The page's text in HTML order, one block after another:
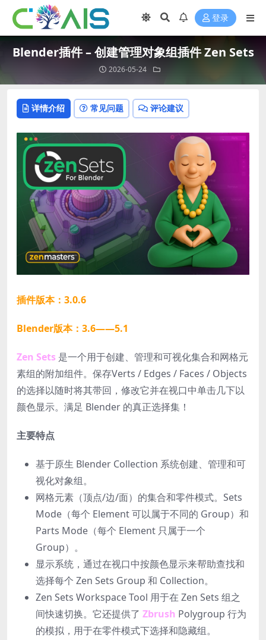
登录
Blender插件 – 创建管理对象组插件 Zen Sets
2026-05-24
详情介绍 常见问题 评论建议
插件版本：3.0.6
Blender版本：3.6——5.1
Zen Sets 是一个用于创建、管理和可视化集合和网格元
素组的附加组件。保存Verts / Edges / Faces / Objects
的选择以随时将其带回，修改它并在视口中单击几下以
颜色显示。满足 Blender 的真正选择集！
主要特点
基于原生 Blender Collection 系统创建、管理和可
视化对象组。
网格元素（顶点/边/面）的集合和零件模式。Sets
Mode（每个 Element 可以属于不同的 Group）和
Parts Mode（每个 Element 只属于一个
Group）。
显示系统，通过在视口中按颜色显示来帮助查找和
选择每个 Zen Sets Group 和 Collection。
Zen Sets Workspace Tool 用于在 Zen Sets 组之
间快速切换。它还提供了 Zbrush Polygroup 行为
的模拟，用于在零件模式下选择和隐藏组。